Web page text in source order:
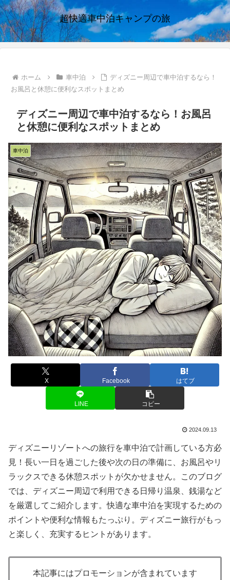
超快適車中泊キャンプの旅
ホーム 車中泊
ディズニー周辺で車中泊するなら！
お風呂と休憩に便利なスポットまとめ
ディズニー周辺で車中泊するなら！お風呂
と休憩に便利なスポットまとめ
車中泊
X Facebook はてブ
LINE コピー
2024.09.13
ディズニーリゾートへの旅行を車中泊で計画している方必
見！長い一日を過ごした後や次の日の準備に、お風呂やリ
ラックスできる休憩スポットが欠かせません。このブログ
では、ディズニー周辺で利用できる日帰り温泉、銭湯など
を厳選してご紹介します。快適な車中泊を実現するための
ポイントや便利な情報もたっぷり。ディズニー旅行がもっ
と楽しく、充実するヒントがあります。
本記事にはプロモーションが含まれています